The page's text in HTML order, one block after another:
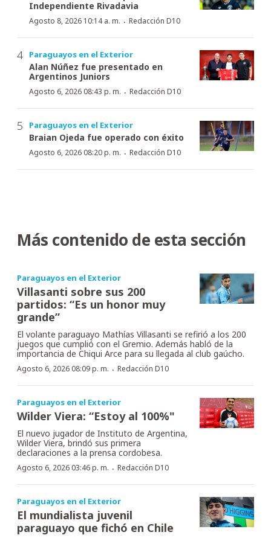
Independiente Rivadavia
Agosto 8, 2026 10:14 a. m. · Redacción D10
Paraguayos en el Exterior
Alan Núñez fue presentado en
Argentinos Juniors
Agosto 6, 2026 08:43 p. m. · Redacción D10
Paraguayos en el Exterior
Braian Ojeda fue operado con éxito
Agosto 6, 2026 08:20 p. m. · Redacción D10
Más contenido de esta sección
Paraguayos en el Exterior
Villasanti sobre sus 200
partidos: “Es un honor muy
grande”
El volante paraguayo Mathías Villasanti se refirió a los 200
juegos que cumplió con el Gremio. Además habló de la
importancia de Chiqui Arce para su llegada al club gaúcho.
Agosto 6, 2026 08:09 p. m. · Redacción D10
Paraguayos en el Exterior
Wilder Viera: “Estoy al 100%"
El nuevo jugador de Instituto de Argentina,
Wilder Viera, brindó sus primera
declaraciones a la prensa cordobesa.
Agosto 6, 2026 03:46 p. m. · Redacción D10
Paraguayos en el Exterior
El mundialista juvenil
paraguayo que fichó en Chile